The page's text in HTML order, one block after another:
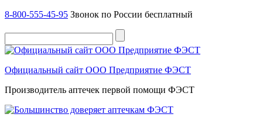
8-800-555-45-95 Звонок по России бесплатный
Официальный сайт ООО Предприятие ФЭСТ
Производитель аптечек первой помощи ФЭСТ